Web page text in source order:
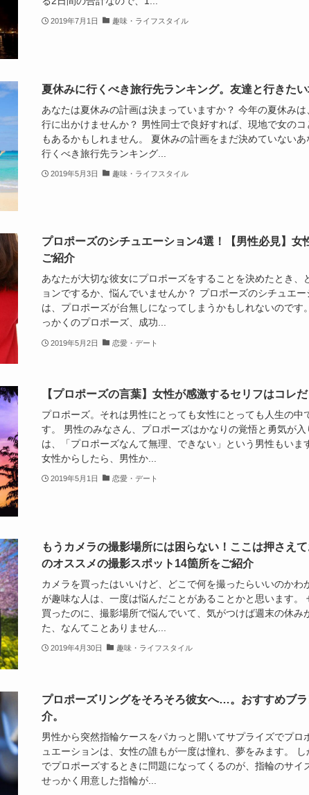
2019年7月1日 趣味・ライフスタイル
夏休みに行くべき旅行先ランキング。友達と行きたい
あなたは夏休みの計画は決まっていますか？ 今年の夏休み
行に出かけませんか？ 男性同士で良好すれば、現地で女の
もあるかもしれません。 夏休みの計画をまだ決めていないあ
行くべき旅行先ランキング...
2019年5月3日 趣味・ライフスタイル
プロポーズのシチュエーション4選！【男性必見】女
ご紹介
あなたが大切な彼女にプロポーズをすることを決めたとき、
ョンでするか、悩んでいませんか？ プロポーズのシチュエ
は、プロポーズが台無しになってしまうかもしれないのです
っかくのプロポーズ、成功...
2019年5月2日 恋愛・デート
【プロポーズの言葉】女性が感激するセリフはコレだ
プロポーズ。それは男性にとっても女性にとっても人生の中
す。 男性のみなさん、プロポーズはかなりの覚悟と勇気が
は、「プロポーズなんて無理、できない」という男性もいま
女性からしたら、男性か...
2019年5月1日 恋愛・デート
もうカメラの撮影場所には困らない！ここは押さえ
のオススメの撮影スポット14箇所をご紹介
カメラを買ったはいいけど、どこで何を撮ったらいいのかわ
が趣味な人は、一度は悩んだことがあることかと思います。
買ったのに、撮影場所で悩んでいて、気がつけば週末の休み
た、なんてことありません...
2019年4月30日 趣味・ライフスタイル
プロポーズリングをそろそろ彼女へ…。おすすめブ
介。
男性から突然指輪ケースをパカっと開いてサプライズでプロ
ュエーションは、女性の誰もが一度は憧れ、夢をみます。
でプロポーズするときに問題になってくるのが、指輪のサイ
せっかく用意した指輪が...